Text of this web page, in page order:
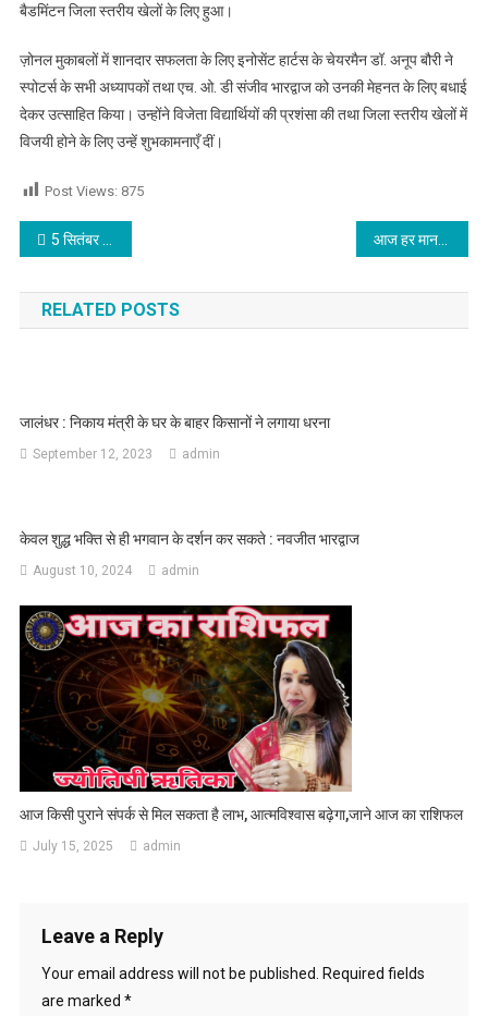
बैडमिंटन जिला स्तरीय खेलों के लिए हुआ।
ज़ोनल मुकाबलों में शानदार सफलता के लिए इनोसेंट हार्टस के चेयरमैन डॉ. अनूप बौरी ने
स्पोटर्स के सभी अध्यापकों तथा एच. ओ. डी संजीव भारद्वाज को उनकी मेहनत के लिए बधाई
देकर उत्साहित किया। उन्होंने विजेता विद्यार्थियों की प्रशंसा की तथा जिला स्तरीय खेलों में
विजयी होने के लिए उन्हें शुभकामनाएँ दीं।
Post Views: 875
Post navigation
5 सितंबर को पूरे पंजाब में मंत्रियों व विधायको का किसान करेंगे घेराव
RELATED POSTS
जालंधर : निकाय मंत्री के घर के बाहर किसानों ने लगाया धरना
September 12, 2023 admin
केवल शुद्ध भक्ति से ही भगवान के दर्शन कर सकते : नवजीत भारद्वाज
August 10, 2024 admin
आज किसी पुराने संपर्क से मिल सकता है लाभ, आत्मविश्वास बढ़ेगा,जाने आज का राशिफल
July 15, 2025 admin
Leave a Reply
Your email address will not be published. Required fields
are marked *